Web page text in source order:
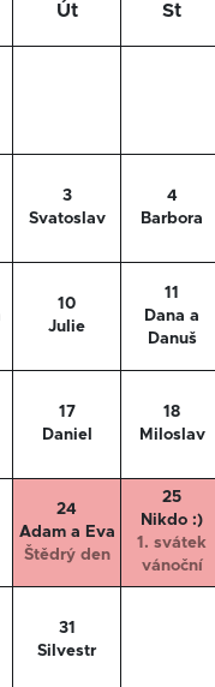
Út St
3
Svatoslav
4
Barbora
10
Julie
11
Dana a
Danuš
17
Daniel
18
Miloslav
24
Adam a Eva
Štědrý den
25
Nikdo :)
1. svátek
vánoční
31
Silvestr